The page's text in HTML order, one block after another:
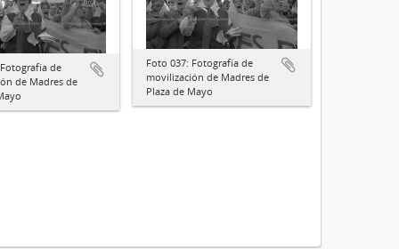
Foto 037: Fotografía de
movilización de Madres de
Plaza de Mayo
de
de Madres de